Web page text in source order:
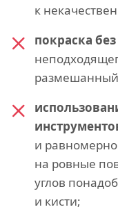
к
покраска
размешанный
и
на ровные
углов
и кисти;